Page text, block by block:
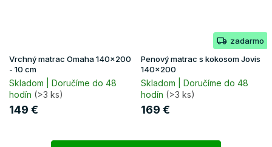
Vrchný matrac Omaha 140x200
- 10 cm
Skladom | Doručíme do 48
hodín (>3 ks)
149 €
zadarmo
Penový matrac s kokosom Jovis
140x200
Skladom | Doručíme do 48
hodín (>3 ks)
169 €